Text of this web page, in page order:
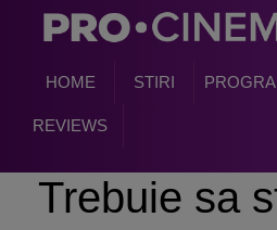
HOME STIRI
REVIEWS
Trebuie sa